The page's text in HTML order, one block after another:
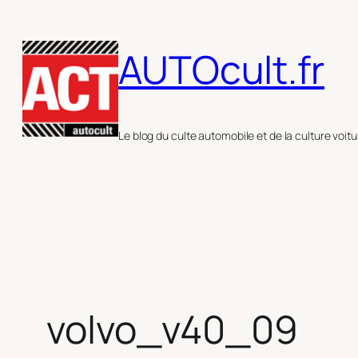
au
contenu
AUTOcult.fr
Le blog du culte automobile et de la culture
volvo_v40_09